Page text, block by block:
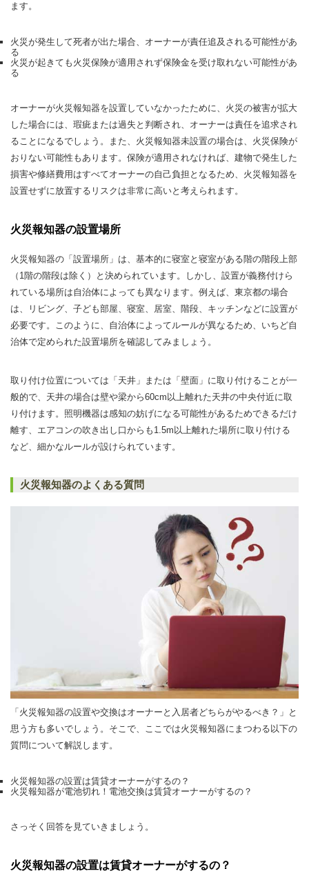
ます。
火災が発生して死者が出た場合、オーナーが責任追及される可能性があ
る
火災が起きても火災保険が適用されず保険金を受け取れない可能性があ
る
オーナーが火災報知器を設置していなかったために、火災の被害が拡大
した場合には、瑕疵または過失と判断され、オーナーは責任を追求され
ることになるでしょう。また、火災報知器未設置の場合は、火災保険が
おりない可能性もあります。保険が適用されなければ、建物で発生した
損害や修繕費用はすべてオーナーの自己負担となるため、火災報知器を
設置せずに放置するリスクは非常に高いと考えられます。
火災報知器の設置場所
火災報知器の「設置場所」は、基本的に寝室と寝室がある階の階段上部
（1階の階段は除く）と決められています。しかし、設置が義務付けら
れている場所は自治体によっても異なります。例えば、東京都の場合
は、リビング、子ども部屋、寝室、居室、階段、キッチンなどに設置が
必要です。このように、自治体によってルールが異なるため、いちど自
治体で定められた設置場所を確認してみましょう。
取り付け位置については「天井」または「壁面」に取り付けることが一
般的で、天井の場合は壁や梁から60cm以上離れた天井の中央付近に取
り付けます。照明機器は感知の妨げになる可能性があるためできるだけ
離す、エアコンの吹き出し口からも1.5m以上離れた場所に取り付ける
など、細かなルールが設けられています。
火災報知器のよくある質問
「火災報知器の設置や交換はオーナーと入居者どちらがやるべき？」と
思う方も多いでしょう。そこで、ここでは火災報知器にまつわる以下の
質問について解説します。
火災報知器の設置は賃貸オーナーがするの？
火災報知器が電池切れ！電池交換は賃貸オーナーがするの？
さっそく回答を見ていきましょう。
火災報知器の設置は賃貸オーナーがするの？